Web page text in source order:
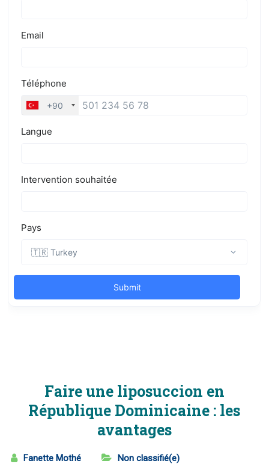
Faire une liposuccion en
République Dominicaine : les
avantages
Fanette Mothé Non classifié(e)